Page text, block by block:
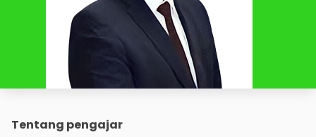
Tentang pengajar